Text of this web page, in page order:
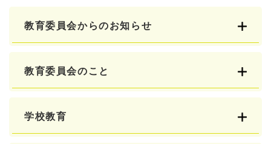
教育委員会からのお知らせ
教育委員会のこと
学校教育